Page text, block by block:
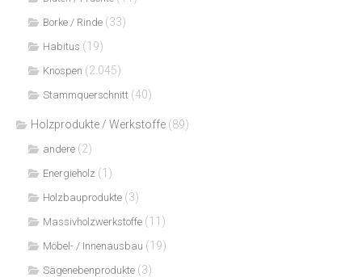
Borke / Rinde (33)
Habitus (19)
Knospen (2.045)
Stammquerschnitt (40)
Holzprodukte / Werkstoffe (89)
andere (2)
Energieholz (1)
Holzbauprodukte (3)
Massivholzwerkstoffe (11)
Möbel- / Innenausbau (19)
Sägenebenprodukte (3)